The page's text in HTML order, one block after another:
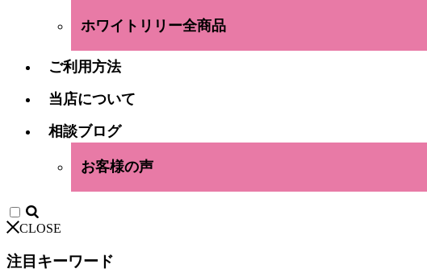
ホワイトリリー全商品
ご利用方法
当店について
相談ブログ
お客様の声
CLOSE
注目キーワード